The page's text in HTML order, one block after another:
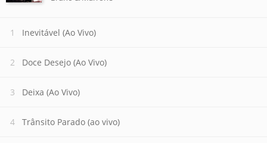
Inevitável (Ao Vivo)
Doce Desejo (Ao Vivo)
Deixa (Ao Vivo)
Trânsito Parado (ao vivo)